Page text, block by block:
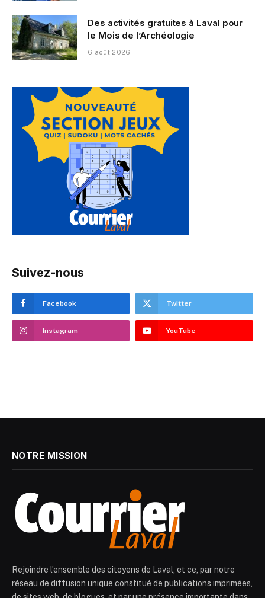
Des activités gratuites à Laval pour
le Mois de l’Archéologie
6 août 2026
Suivez-nous
Facebook Twitter
Instagram YouTube
NOTRE MISSION
Rejoindre l’ensemble des citoyens de Laval, et ce, par notre
réseau de diffusion unique constitué de publications imprimées,